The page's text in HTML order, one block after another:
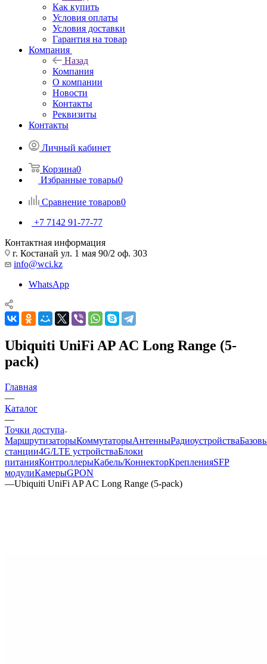
Как купить
Условия оплаты
Условия доставки
Гарантия на товар
Компания
Назад
Компания
О компании
Новости
Контакты
Реквизиты
Контакты
Личный кабинет
Корзина0
Избранные товары0
Сравнение товаров0
+7 7142 91-77-77
Контактная информация
г. Костанай ул. 1 мая 90/2 оф. 303
info@wci.kz
WhatsApp
Ubiquiti UniFi AP AC Long Range (5-
pack)
Главная
—
Каталог
—
Точки доступа
МаршрутизаторыКоммутаторыАнтенныРадиоустройства
станции4G/LTE устройстваБлоки
питанияКонтроллерыКабель/КоннекторКрепленияSFP
модулиКамерыGPON
—Ubiquiti UniFi AP AC Long Range (5-pack)